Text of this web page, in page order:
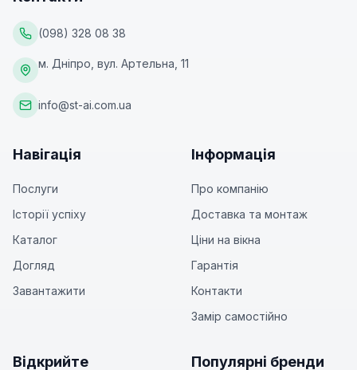
(098) 328 08 38
м. Дніпро, вул. Артельна, 11
info@st-ai.com.ua
Навігація
Послуги
Історії успіху
Каталог
Догляд
Завантажити
Інформація
Про компанію
Доставка та монтаж
Ціни на вікна
Гарантія
Контакти
Замір самостійно
Відкрийте Популярні бренди